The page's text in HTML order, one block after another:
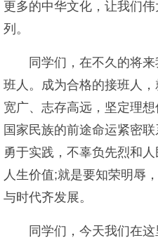
更多的中华文化，让我们
列。
同学们，在不久的将
班人。成为合格的接班人
宽广、志存高远，坚定理
国家民族的前途命运紧密
勇于实践，不辜负先烈和
人生价值;就是要知荣明辱
与时代齐发展。
同学们，今天我们在